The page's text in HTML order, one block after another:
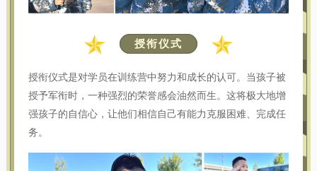
授衔仪式
授衔仪式是对学员在训练营中努力和成长的认可。当孩子被
授予军衔时，一种强烈的荣誉感会油然而生。这将极大地增
强孩子的自信心，让他们相信自己有能力克服困难、完成任
务。